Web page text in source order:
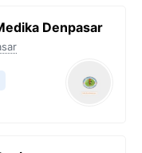
Denpasar